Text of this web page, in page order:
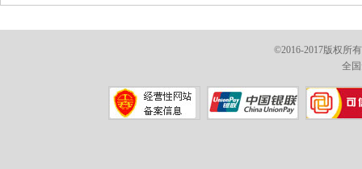
©2016-2017版权所
全